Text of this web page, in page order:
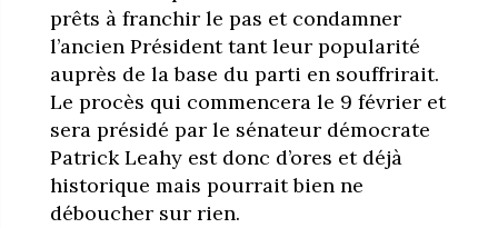
prêts à franchir le pas et condamner
l’ancien Président tant leur popularité
auprès de la base du parti en souffrirait.
Le procès qui commencera le 9 février et
sera présidé par le sénateur démocrate
Patrick Leahy est donc d’ores et déjà
historique mais pourrait bien ne
déboucher sur rien.